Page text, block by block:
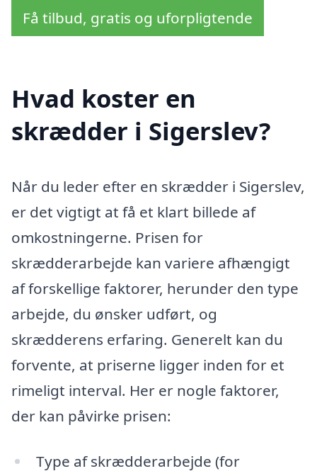
Få tilbud, gratis og uforpligtende
Hvad koster en
skrædder i Sigerslev?
Når du leder efter en skrædder i Sigerslev,
er det vigtigt at få et klart billede af
omkostningerne. Prisen for
skrædderarbejde kan variere afhængigt
af forskellige faktorer, herunder den type
arbejde, du ønsker udført, og
skrædderens erfaring. Generelt kan du
forvente, at priserne ligger inden for et
rimeligt interval. Her er nogle faktorer,
der kan påvirke prisen:
Type af skrædderarbejde (for